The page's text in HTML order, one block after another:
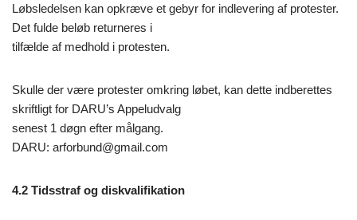
Løbsledelsen kan opkræve et gebyr for indlevering af protester.
Det fulde beløb returneres i
tilfælde af medhold i protesten.
Skulle der være protester omkring løbet, kan dette indberettes
skriftligt for DARU’s Appeludvalg
senest 1 døgn efter målgang.
DARU: arforbund@gmail.com
4.2 Tidsstraf og diskvalifikation